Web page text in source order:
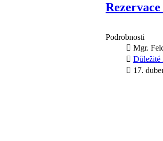
Podrobnosti
Mgr.
Důležité
17.